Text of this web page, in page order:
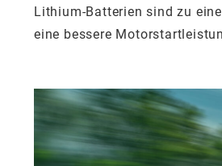
Lithium-Batterien sind zu
eine bessere